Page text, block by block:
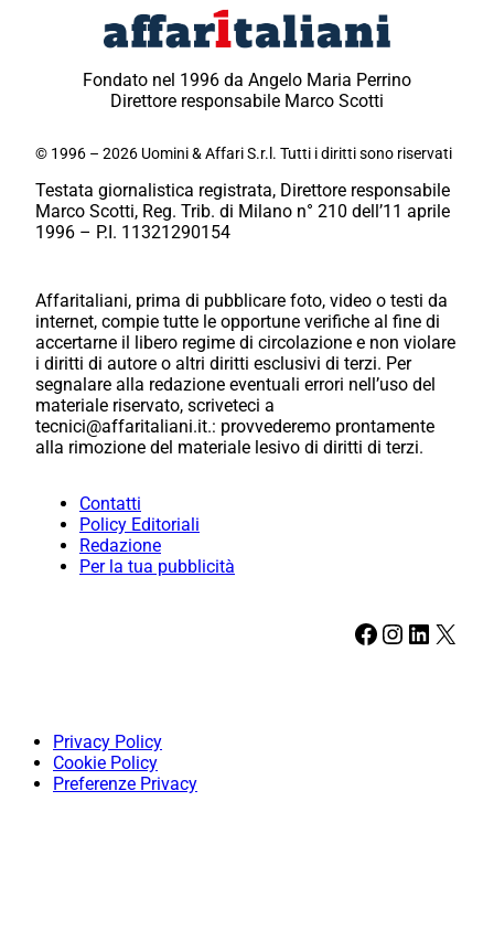
Fondato nel 1996 da Angelo Maria Perrino
Direttore responsabile Marco Scotti
© 1996 – 2026 Uomini & Affari S.r.l. Tutti i diritti sono riservati
Testata giornalistica registrata, Direttore responsabile
Marco Scotti, Reg. Trib. di Milano n° 210 dell’11 aprile
1996 – P.I. 11321290154
Affaritaliani, prima di pubblicare foto, video o testi da
internet, compie tutte le opportune verifiche al fine di
accertarne il libero regime di circolazione e non violare
i diritti di autore o altri diritti esclusivi di terzi. Per
segnalare alla redazione eventuali errori nell’uso del
materiale riservato, scriveteci a
tecnici@affaritaliani.it.: provvederemo prontamente
alla rimozione del materiale lesivo di diritti di terzi.
Contatti
Policy Editoriali
Redazione
Per la tua pubblicità
Facebook Instagram LinkedIn X
Privacy Policy
Cookie Policy
Preferenze Privacy